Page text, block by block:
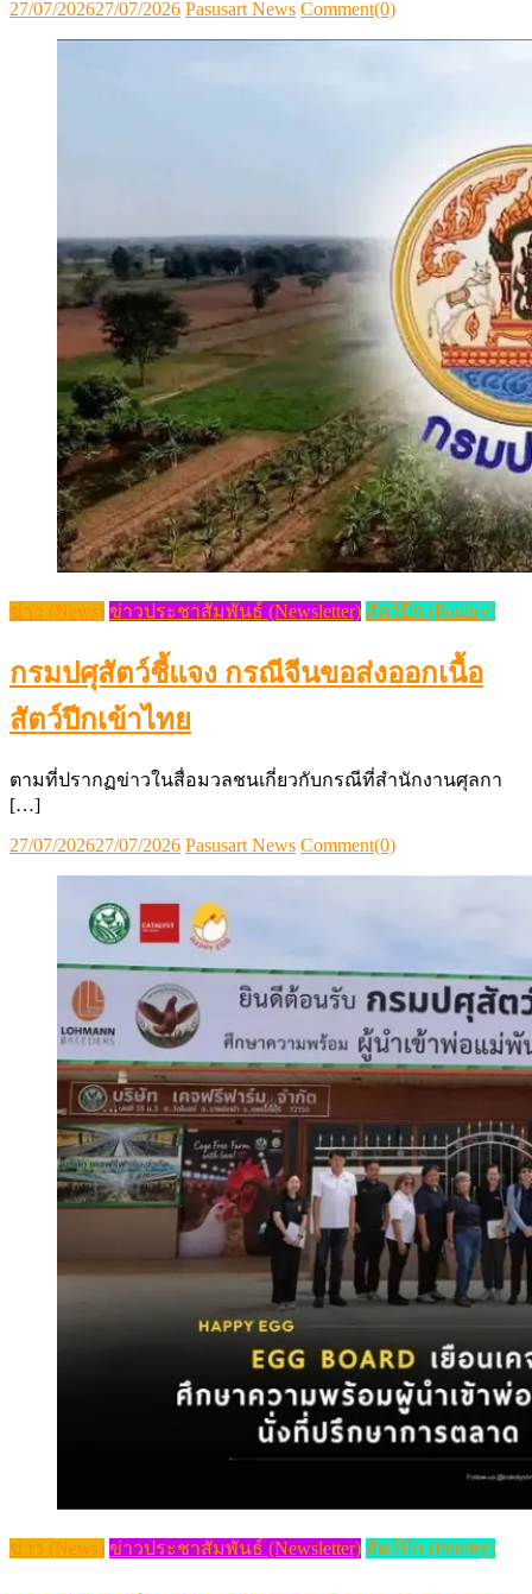
Posted
27/07/202627/07/2026 Author
Pasusart News Comment(0)
ข่าว (News) ข่าวประชาสัมพันธ์ (Newsletter) สัตว์ปีก (Poultry)
กรมปศุสัตว์ชี้แจง กรณีจีนขอส่งออกเนื้อ
สัตว์ปีกเข้าไทย
ตามที่ปรากฏข่าวในสื่อมวลชนเกี่ยวกับกรณีที่สำนักงานศุลกา
[…]
Posted
27/07/202627/07/2026 Author
Pasusart News Comment(0)
ข่าว (News) ข่าวประชาสัมพันธ์ (Newsletter) สัตว์ปีก (Poultry)